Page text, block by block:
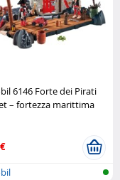
6146 Forte dei Pirati
– fortezza marittima